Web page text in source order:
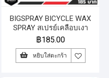
BIGSPRAY BICYCLE WAX
SPRAY สเปรย์เคลือบเงา
จักรยาน 525 ml.
฿185.00
หยิบใส่ตะกร้า